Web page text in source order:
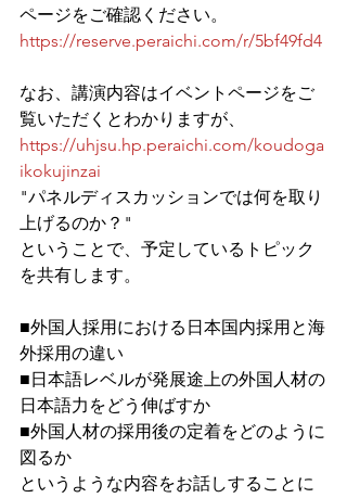
ページをご確認ください。
https://reserve.peraichi.com/r/5bf49fd4
なお、講演内容はイベントページをご
覧いただくとわかりますが、
https://uhjsu.hp.peraichi.com/koudoga
ikokujinzai
"パネルディスカッションでは何を取り
上げるのか？"
ということで、予定しているトピック
を共有します。
■外国人採用における日本国内採用と海
外採用の違い
■日本語レベルが発展途上の外国人材の
日本語力をどう伸ばすか
■外国人材の採用後の定着をどのように
図るか
というような内容をお話しすることに